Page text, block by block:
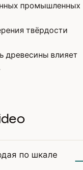
промышленных
твёрдости
древесины влияет
по шкале